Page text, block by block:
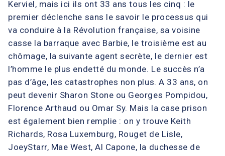
Kerviel, mais ici ils ont 33 ans tous les cinq : le
premier déclenche sans le savoir le processus qui
va conduire à la Révolution française, sa voisine
casse la barraque avec Barbie, le troisième est au
chômage, la suivante agent secrète, le dernier est
l’homme le plus endetté du monde. Le succès n’a
pas d’âge, les catastrophes non plus. A 33 ans, on
peut devenir Sharon Stone ou Georges Pompidou,
Florence Arthaud ou Omar Sy. Mais la case prison
est également bien remplie : on y trouve Keith
Richards, Rosa Luxemburg, Rouget de Lisle,
JoeyStarr, Mae West, Al Capone, la duchesse de